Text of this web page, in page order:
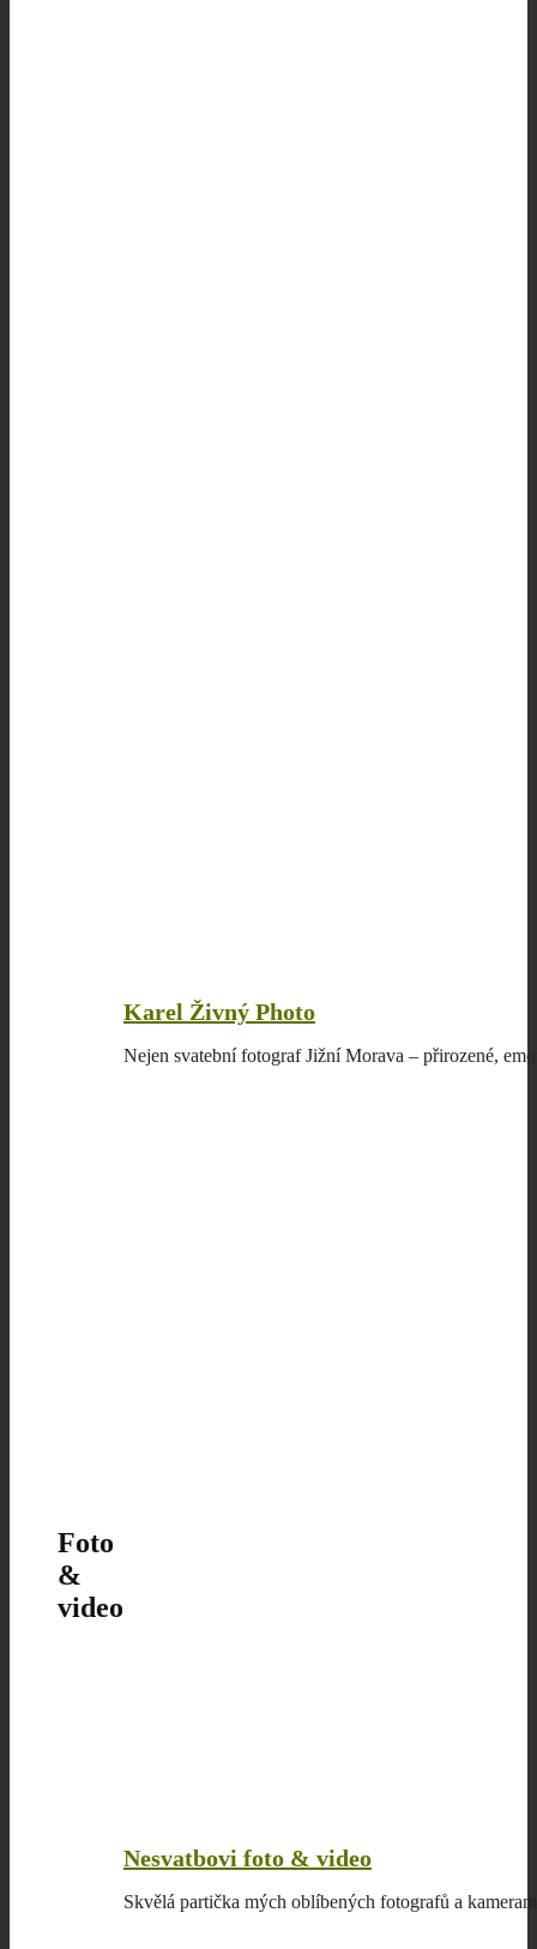
Foto
&
video
Karel Živný Photo
Nejen svatební fotograf Jižní Morava – přirozené,
Nesvatbovi foto & video
Skvělá partička mých oblíbených fotografů a